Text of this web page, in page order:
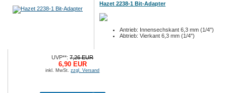
Hazet 2238-1 Bit-Adapter
Antrieb: Innensechskant 6,3 mm (1/4")
Abtrieb: Vierkant 6,3 mm (1/4")
UVP**:7,26 EUR
6,90 EUR
inkl. MwSt.zzgl. Versand